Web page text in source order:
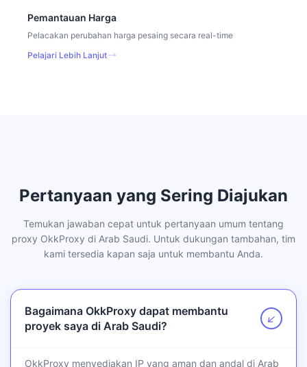
Pemantauan Harga
Pelacakan perubahan harga pesaing secara real-time
Pelajari Lebih Lanjut
Pertanyaan yang Sering Diajukan
Temukan jawaban cepat untuk pertanyaan umum tentang
proxy OkkProxy di Arab Saudi. Untuk dukungan tambahan, tim
kami tersedia kapan saja untuk membantu Anda.
Bagaimana OkkProxy dapat membantu
proyek saya di Arab Saudi?
↗
OkkProxy menyediakan IP yang aman dan andal di Arab